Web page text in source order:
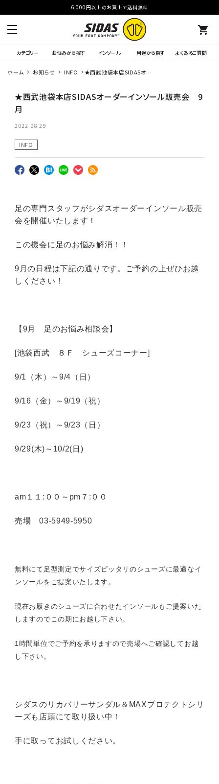
6,000円以上のお買上で送料無料
shopping_cart
カテゴリー お悩みから探す インソール 用途から探す よくあるご質問
ホーム お知らせ INFO
★西武池袋本店SIDASオー
★西武池袋本店SIDASオーダーインソール販売会 9
月
2022.08.29
INFO
足の専門スタッフがシダスオーダーインソール販売
会を開催いたします！
この機会に足のお悩み解消！！
9月の日程は下記の通りです。ご予約の上ぜひお越
しください！
【9月 足のお悩み相談会】
[池袋西武 ８Ｆ シューズコーナー]
9/1（木）～9/4（日）
9/16（金）～9/19（祝）
9/23（祝）～9/23（日）
9/29(木)～10/2(日)
am１１:００～pm７:００
売場 03-5949-5950
無料にて足型測定でサイズピッタリのシューズに最適なイ
ンソールをご提案いたします。
現在お履きのシューズに合わせたインソールもご提案いた
しますのでこの期にお越し下さい。
1時間単位でご予約を承りますので売場へご確認してお越
し下さい。
シダスのリカバリーサンダル＆MAXプロテクトシリ
ーズも店頭にて取り扱い中！
手に取ってお試しください。